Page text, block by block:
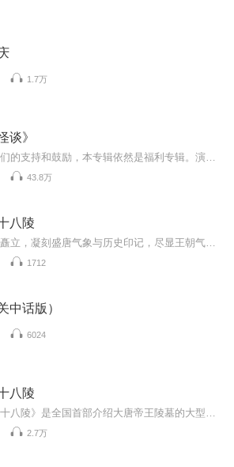
1.7万
谈》
43.8万
八陵
1712
中话版）
6024
八陵
2.7万